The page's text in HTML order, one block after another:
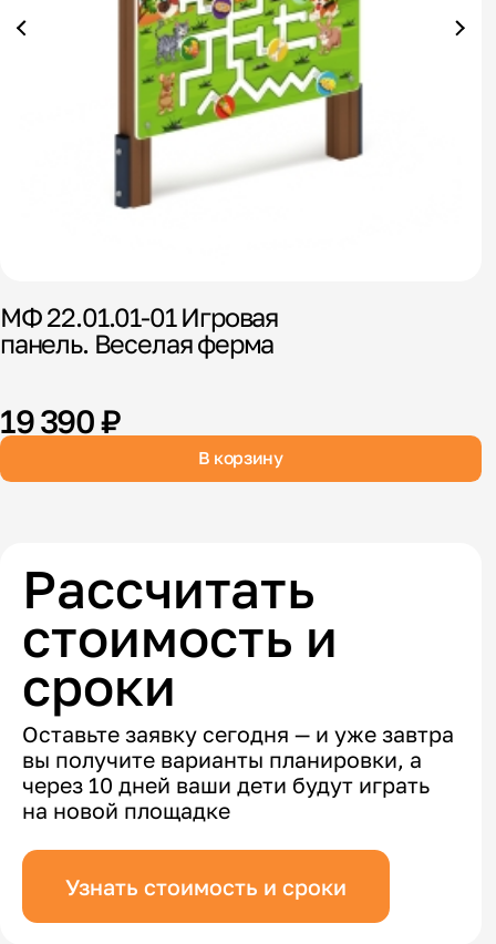
МФ 22.01.01-01 Игровая
панель. Веселая ферма
19 390 ₽
В корзину
Рассчитать
стоимость и
сроки
Оставьте заявку сегодня — и уже завтра
вы получите варианты планировки, а
через 10 дней ваши дети будут играть
на новой площадке
Узнать стоимость и сроки